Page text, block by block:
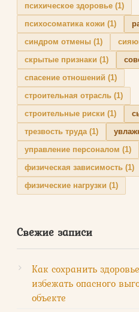
психическое здоровье (1)
психосоматика кожи (1)
синдром отмены (1)
скрытые признаки (1)
спасение отношений (1)
строительная отрасль (1)
строительные риски (1)
трезвость труда(1)
управление персоналом (1)
физическая зависимость (1)
физические нагрузки (1)
Свежие записи
Как сохранить
избежать опасного
объекте